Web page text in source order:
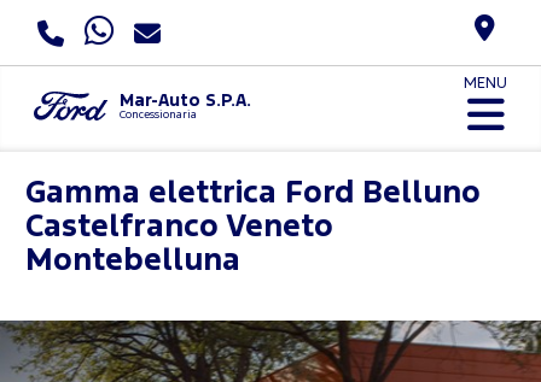
Mar-Auto S.P.A.
Concessionaria
MENU
Gamma elettrica Ford
Belluno
Castelfranco Veneto
Montebelluna